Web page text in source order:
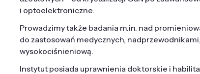
i optoelektroniczne.
Prowadzimy także badania m.in. nad
do zastosowań medycznych,
wysokociśnieniową.
Instytut posiada uprawnienia doktorskie i